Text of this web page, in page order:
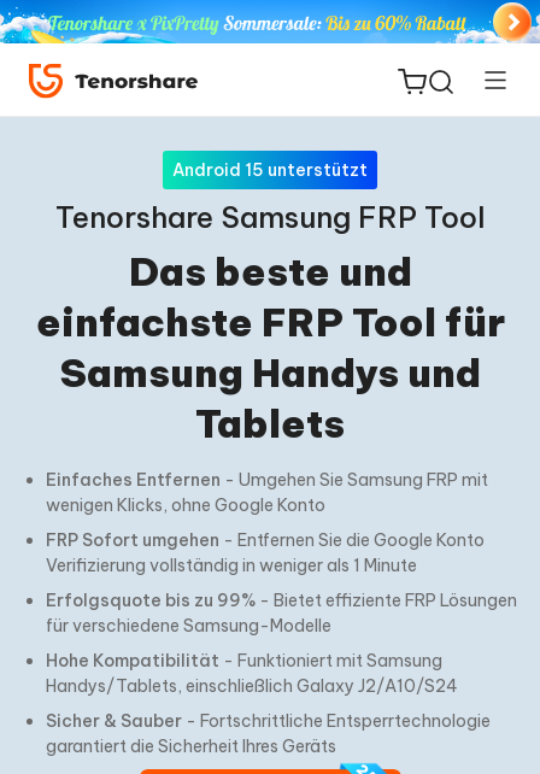
ReiBoot
for iOS
PDNob
PDF
Neu
iAnyGo
Tenorshare Samsung FRP Tool
Android 15 unterstützt
Das beste und
einfachste FRP Tool für
Samsung Handys und
Tablets
Einfaches Entfernen - Umgehen Sie Samsung FRP mit
wenigen Klicks, ohne Google Konto
FRP Sofort umgehen - Entfernen Sie die Google Konto
Verifizierung vollständig in weniger als 1 Minute
Erfolgsquote bis zu 99% - Bietet effiziente FRP Lösungen
fürverschiedene Samsung-Modelle
Hohe Kompatibilität - Funktioniert mit Samsung
Handys/Tablets, einschließlich Galaxy J2/A10/S24
Sicher & Sauber - Fortschrittliche Entsperrtechnologie
garantiert die Sicherheit Ihres Geräts